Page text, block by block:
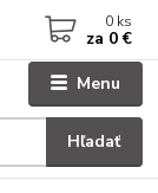
Menu
Hľadať
0 ks
za 0 €